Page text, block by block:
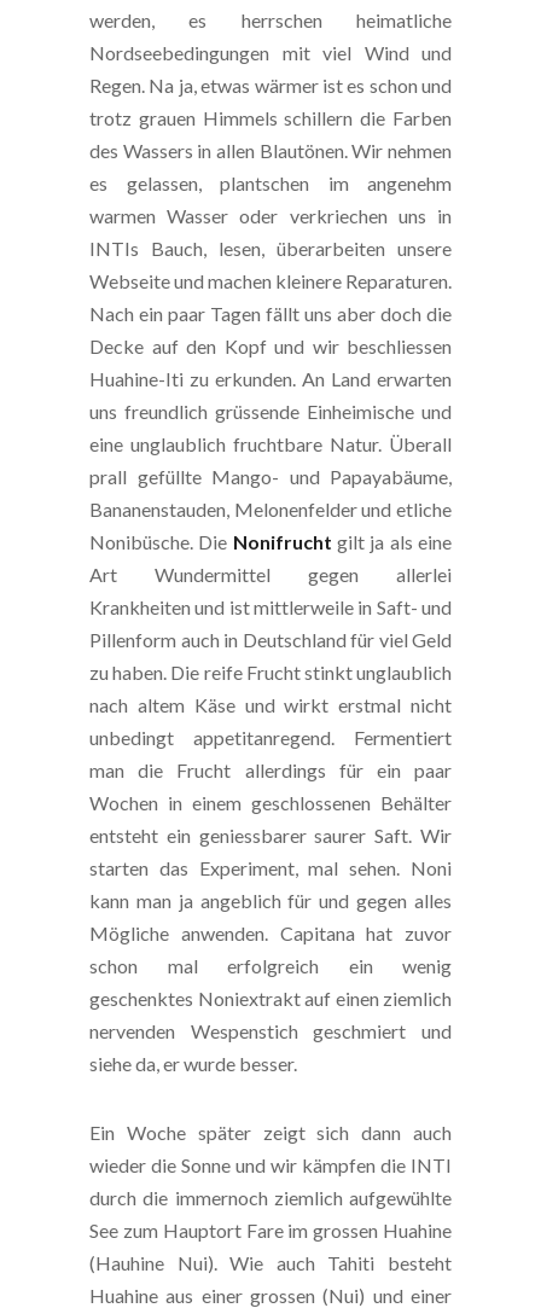
werden, es herrschen heimatliche
Nordseebedingungen mit viel Wind und
Regen. Na ja, etwas wärmer ist es schon und
trotz grauen Himmels schillern die Farben
des Wassers in allen Blautönen. Wir nehmen
es gelassen, plantschen im angenehm
warmen Wasser oder verkriechen uns in
INTIs Bauch, lesen, überarbeiten unsere
Webseite und machen kleinere Reparaturen.
Nach ein paar Tagen fällt uns aber doch die
Decke auf den Kopf und wir beschliessen
Huahine-Iti zu erkunden. An Land erwarten
uns freundlich grüssende Einheimische und
eine unglaublich fruchtbare Natur. Überall
prall gefüllte Mango- und Papayabäume,
Bananenstauden, Melonenfelder und etliche
Nonibüsche. Die Nonifrucht gilt ja als eine
Art Wundermittel gegen allerlei
Krankheiten und ist mittlerweile in Saft- und
Pillenform auch in Deutschland für viel Geld
zu haben. Die reife Frucht stinkt unglaublich
nach altem Käse und wirkt erstmal nicht
unbedingt appetitanregend. Fermentiert
man die Frucht allerdings für ein paar
Wochen in einem geschlossenen Behälter
entsteht ein geniessbarer saurer Saft. Wir
starten das Experiment, mal sehen. Noni
kann man ja angeblich für und gegen alles
Mögliche anwenden. Capitana hat zuvor
schon mal erfolgreich ein wenig
geschenktes Noniextrakt auf einen ziemlich
nervenden Wespenstich geschmiert und
siehe da, er wurde besser.
Ein Woche später zeigt sich dann auch
wieder die Sonne und wir kämpfen die INTI
durch die immernoch ziemlich aufgewühlte
See zum Hauptort Fare im grossen Huahine
(Hauhine Nui). Wie auch Tahiti besteht
Huahine aus einer grossen (Nui) und einer